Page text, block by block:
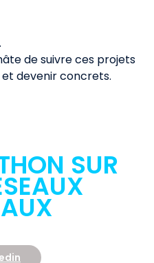
.
de suivre ces projets
devenir concrets.
SUR